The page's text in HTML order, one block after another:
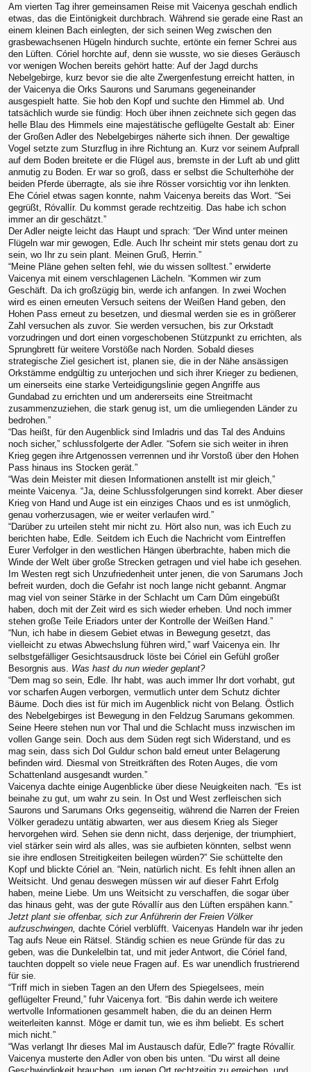
Am vierten Tag ihrer gemeinsamen Reise mit Vaicenya geschah endlich
etwas, das die Eintönigkeit durchbrach. Während sie gerade eine Rast an
einem kleinen Bach einlegten, der sich seinen Weg zwischen den
grasbewachsenen Hügeln hindurch suchte, ertönte ein ferner Schrei aus
den Lüften. Córiel horchte auf, denn sie wusste, wo sie dieses Geräusch
vor wenigen Wochen bereits gehört hatte: Auf der Jagd durchs
Nebelgebirge, kurz bevor sie die alte Zwergenfestung erreicht hatten, in
der Vaicenya die Orks Saurons und Sarumans gegeneinander
ausgespielt hatte. Sie hob den Kopf und suchte den Himmel ab. Und
tatsächlich wurde sie fündig: Hoch über ihnen zeichnete sich gegen das
helle Blau des Himmels eine majestätische geflügelte Gestalt ab: Einer
der Großen Adler des Nebelgebirges näherte sich ihnen. Der gewaltige
Vogel setzte zum Sturzflug in ihre Richtung an. Kurz vor seinem Aufprall
auf dem Boden breitete er die Flügel aus, bremste in der Luft ab und glitt
anmutig zu Boden. Er war so groß, dass er selbst die Schulterhöhe der
beiden Pferde überragte, als sie ihre Rösser vorsichtig vor ihn lenkten.
Ehe Córiel etwas sagen konnte, nahm Vaicenya bereits das Wort. “Sei
gegrüßt, Róvallír. Du kommst gerade rechtzeitig. Das habe ich schon
immer an dir geschätzt.”
Der Adler neigte leicht das Haupt und sprach: “Der Wind unter meinen
Flügeln war mir gewogen, Edle. Auch Ihr scheint mir stets genau dort zu
sein, wo Ihr zu sein plant. Meinen Gruß, Herrin.”
“Meine Pläne gehen selten fehl, wie du wissen solltest.” erwiderte
Vaicenya mit einem verschlagenen Lächeln. “Kommen wir zum
Geschäft. Da ich großzügig bin, werde ich anfangen. In zwei Wochen
wird es einen erneuten Versuch seitens der Weißen Hand geben, den
Hohen Pass erneut zu besetzen, und diesmal werden sie es in größerer
Zahl versuchen als zuvor. Sie werden versuchen, bis zur Orkstadt
vorzudringen und dort einen vorgeschobenen Stützpunkt zu errichten, als
Sprungbrett für weitere Vorstöße nach Norden. Sobald dieses
strategische Ziel gesichert ist, planen sie, die in der Nähe ansässigen
Orkstämme endgültig zu unterjochen und sich ihrer Krieger zu bedienen,
um einerseits eine starke Verteidigungslinie gegen Angriffe aus
Gundabad zu errichten und um andererseits eine Streitmacht
zusammenzuziehen, die stark genug ist, um die umliegenden Länder zu
bedrohen.”
“Das heißt, für den Augenblick sind Imladris und das Tal des Anduins
noch sicher,” schlussfolgerte der Adler. “Sofern sie sich weiter in ihren
Krieg gegen ihre Artgenossen verrennen und ihr Vorstoß über den Hohen
Pass hinaus ins Stocken gerät.”
“Was dein Meister mit diesen Informationen anstellt ist mir gleich,”
meinte Vaicenya. “Ja, deine Schlussfolgerungen sind korrekt. Aber dieser
Krieg von Hand und Auge ist ein einziges Chaos und es ist unmöglich,
genau vorherzusagen, wie er weiter verlaufen wird.”
“Darüber zu urteilen steht mir nicht zu. Hört also nun, was ich Euch zu
berichten habe, Edle. Seitdem ich Euch die Nachricht vom Eintreffen
Eurer Verfolger in den westlichen Hängen überbrachte, haben mich die
Winde der Welt über große Strecken getragen und viel habe ich gesehen.
Im Westen regt sich Unzufriedenheit unter jenen, die von Sarumans Joch
befreit wurden, doch die Gefahr ist noch lange nicht gebannt. Angmar
mag viel von seiner Stärke in der Schlacht um Carn Dûm eingebüßt
haben, doch mit der Zeit wird es sich wieder erheben. Und noch immer
stehen große Teile Eriadors unter der Kontrolle der Weißen Hand.”
“Nun, ich habe in diesem Gebiet etwas in Bewegung gesetzt, das
vielleicht zu etwas Abwechslung führen wird,” warf Vaicenya ein. Ihr
selbstgefälliger Gesichtsausdruck löste bei Córiel ein Gefühl großer
Besorgnis aus. Was hast du nun wieder geplant?
“Dem mag so sein, Edle. Ihr habt, was auch immer Ihr dort vorhabt, gut
vor scharfen Augen verborgen, vermutlich unter dem Schutz dichter
Bäume. Doch dies ist für mich im Augenblick nicht von Belang. Östlich
des Nebelgebirges ist Bewegung in den Feldzug Sarumans gekommen.
Seine Heere stehen nun vor Thal und die Schlacht muss inzwischen im
vollen Gange sein. Doch aus dem Süden regt sich Widerstand, und es
mag sein, dass sich Dol Guldur schon bald erneut unter Belagerung
befinden wird. Diesmal von Streitkräften des Roten Auges, die vom
Schattenland ausgesandt wurden.”
Vaicenya dachte einige Augenblicke über diese Neuigkeiten nach. “Es ist
beinahe zu gut, um wahr zu sein. In Ost und West zerfleischen sich
Saurons und Sarumans Orks gegenseitig, während die Narren der Freien
Völker geradezu untätig abwarten, wer aus diesem Krieg als Sieger
hervorgehen wird. Sehen sie denn nicht, dass derjenige, der triumphiert,
viel stärker sein wird als alles, was sie aufbieten könnten, selbst wenn
sie ihre endlosen Streitigkeiten beilegen würden?” Sie schüttelte den
Kopf und blickte Córiel an. “Nein, natürlich nicht. Es fehlt ihnen allen an
Weitsicht. Und genau deswegen müssen wir auf dieser Fahrt Erfolg
haben, meine Liebe. Um uns Weitsicht zu verschaffen, die sogar über
das hinaus geht, was der gute Róvallír aus den Lüften erspähen kann.”
Jetzt plant sie offenbar, sich zur Anführerin der Freien Völker
aufzuschwingen, dachte Córiel verblüfft. Vaicenyas Handeln war ihr jeden
Tag aufs Neue ein Rätsel. Ständig schien es neue Gründe für das zu
geben, was die Dunkelelbin tat, und mit jeder Antwort, die Córiel fand,
tauchten doppelt so viele neue Fragen auf. Es war unendlich frustrierend
für sie.
“Triff mich in sieben Tagen an den Ufern des Spiegelsees, mein
geflügelter Freund,” fuhr Vaicenya fort. “Bis dahin werde ich weitere
wertvolle Informationen gesammelt haben, die du an deinen Herrn
weiterleiten kannst. Möge er damit tun, wie es ihm beliebt. Es schert
mich nicht.”
“Was verlangt Ihr dieses Mal im Austausch dafür, Edle?” fragte Róvallír.
Vaicenya musterte den Adler von oben bis unten. “Du wirst all deine